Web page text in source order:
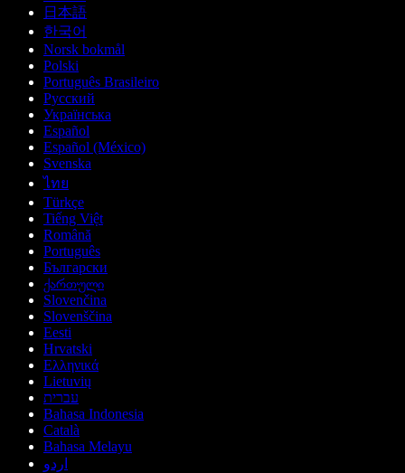
日本語
한국어
Norsk bokmål
Polski
Português Brasileiro
Русский
Українська
Español
Español (México)
Svenska
ไทย
Türkçe
Tiếng Việt
Română
Português
Български
ქართული
Slovenčina
Slovenščina
Eesti
Hrvatski
Ελληνικά
Lietuvių
עברית
Bahasa Indonesia
Català
Bahasa Melayu
اردو